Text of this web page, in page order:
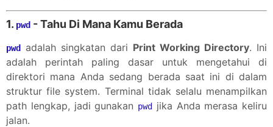
1. pwd - Tahu Di Mana Kamu Berada
pwd adalah singkatan dari Print Working Directory. Ini
adalah perintah paling dasar untuk mengetahui di
direktori mana Anda sedang berada saat ini di dalam
struktur file system. Terminal tidak selalu menampilkan
path lengkap, jadi gunakan pwd
jika Anda merasa keliru
jalan.